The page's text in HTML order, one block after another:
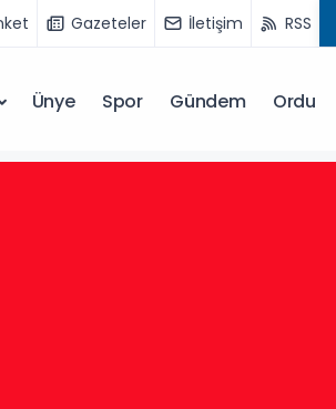
Gazeteler İletişim RSS
Ünye Spor Gündem Ordu